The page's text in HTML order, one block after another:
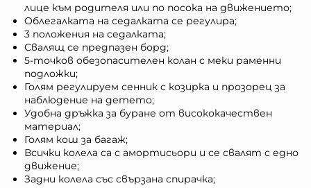
лице към родителя или по посока на движението;
Облегалката на седалката се регулира;
3 положения на седалката;
Свалящ се предпазен борд;
5-точков обезопасителен колан с меки раменни
подложки;
Голям регулируем сенник с козирка и прозорец за
наблюдение на детето;
Удобна дръжка за буране от висококачествен
материал;
Голям кош за багаж;
Всички колела са с амортисьори и се свалят с едно
движение;
Задни колела със свързана спирачка;